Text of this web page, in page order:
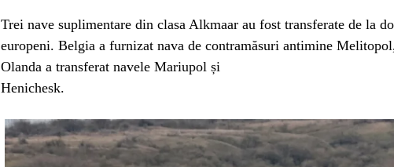
Trei nave suplimentare din clasa Alkmaar au fost transferate de la
europeni. Belgia a furnizat nava de contramăsuri antimine
Olanda a transferat navele Mariupol și
Henichesk.